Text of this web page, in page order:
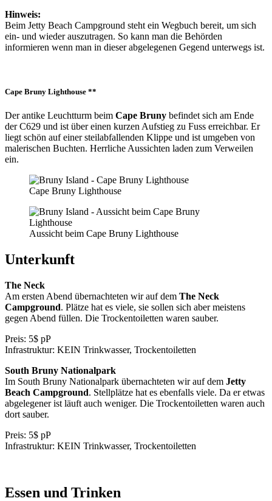
Hinweis:
Beim Jetty Beach Campground steht ein Wegbuch bereit, um sich
ein- und wieder auszutragen. So kann man die Behörden
informieren wenn man in dieser abgelegenen Gegend unterwegs ist.
Cape Bruny Lighthouse **
Der antike Leuchtturm beim Cape Bruny befindet sich am Ende
der C629 und ist über einen kurzen Aufstieg zu Fuss erreichbar. Er
liegt schön auf einer steilabfallenden Klippe und ist umgeben von
malerischen Buchten. Herrliche Aussichten laden zum Verweilen
ein.
Cape Bruny Lighthouse
Aussicht beim Cape Bruny Lighthouse
Unterkunft
The Neck
Am ersten Abend übernachteten wir auf dem The Neck
Campground. Plätze hat es viele, sie sollen sich aber meistens
gegen Abend füllen. Die Trockentoiletten waren sauber.
Preis: 5$ pP
Infrastruktur: KEIN Trinkwasser, Trockentoiletten
South Bruny Nationalpark
Im South Bruny Nationalpark übernachteten wir auf dem Jetty
Beach Campground. Stellplätze hat es ebenfalls viele. Da er etwas
abgelegener ist läuft auch weniger. Die Trockentoiletten waren auch
dort sauber.
Preis: 5$ pP
Infrastruktur: KEIN Trinkwasser, Trockentoiletten
Essen und Trinken